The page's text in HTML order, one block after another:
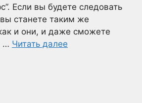
Если вы будете следовать
станете таким же
и они, и даже сможете
… Читать далее